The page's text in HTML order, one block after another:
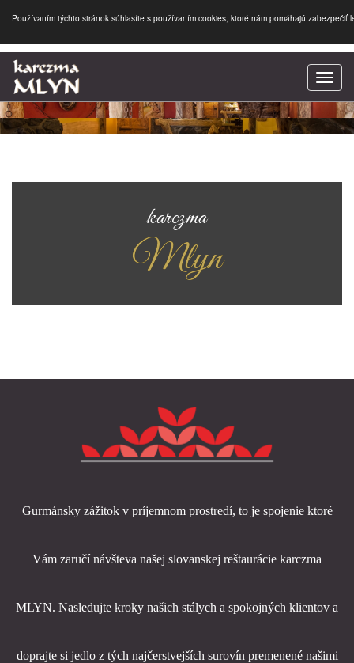
Používaním týchto stránok súhlasíte s používaním cookies, ktoré nám pomáhajú zabezpečiť
SK | EN
karczma
Mlyn
karczma
Mlyn
Gurmánsky zážitok v príjemnom prostredí, to je spojenie ktoré
Vám zaručí návšteva našej slovanskej reštaurácie karczma
MLYN. Nasledujte kroky našich stálych a spokojných klientov a
doprajte si jedlo z tých najčerstvejších surovín premenené našimi